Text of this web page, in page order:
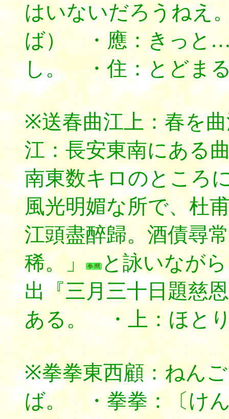
はいないだろうねえ
ば） ・應：きっと
し。 ・住：とどま
※送春曲江上：春を
江：長安東南にある
南東数キロのとこ
風光明媚な所で、杜
江頭盡醉歸。酒債尋
稀。」
と詠いなが
出『三月三十日題慈
ある。 ・上：ほと
※拳拳東西顧：ねん
ば。 ・拳拳：〔けん